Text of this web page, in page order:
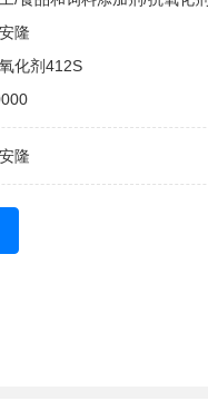
隆
化剂412S
隆